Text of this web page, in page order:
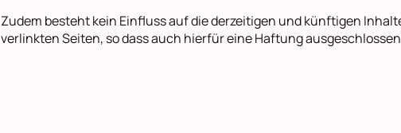
Zudem besteht kein Einfluss auf die derzeitigen und künftigen
verlinkten Seiten, so dass auch hierfür eine Haftung